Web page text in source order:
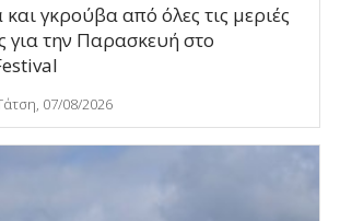
γκρούβα από όλες τις μεριές
για την Παρασκευή στο
07/08/2026